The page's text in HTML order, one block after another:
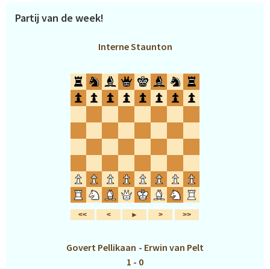
Partij van de week!
Interne Staunton
Govert Pellikaan - Erwin van Pelt
1 - 0